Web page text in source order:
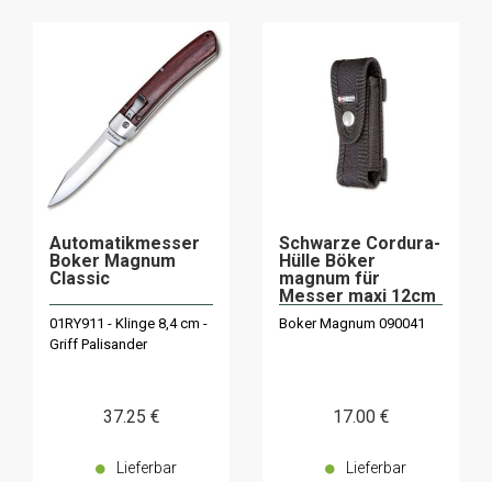
Automatikmesser
Boker Magnum
Classic
01RY911 - Klinge 8,4 cm -
Griff Palisander
37.25 €
Lieferbar
Schwarze Cordura-
Hülle Böker
magnum für
Messer maxi 12cm
Boker Magnum 090041
17.00 €
Lieferbar